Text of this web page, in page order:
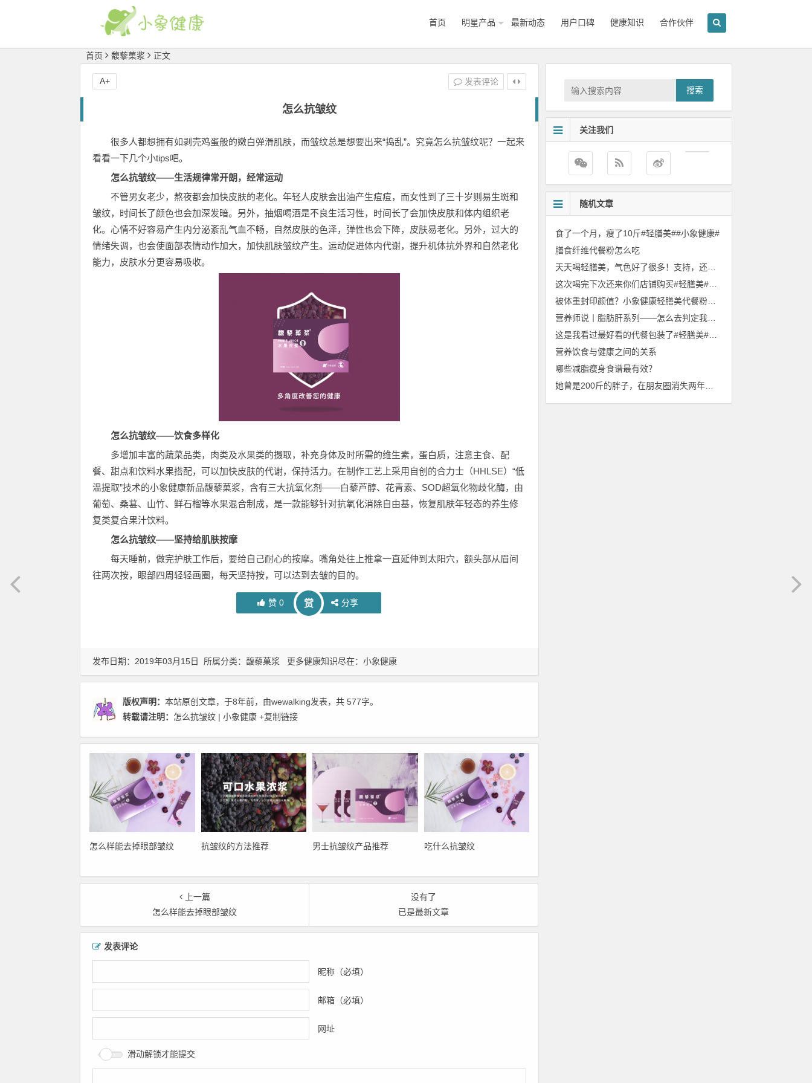
首页 明星产品 最新动态 用户口碑 健康知识 合作伙伴
首页 馥藜菓浆 正文
怎么抗皱纹
很多人都想拥有如剥壳鸡蛋般的嫩白弹滑肌肤，而皱纹总是想要出来“捣乱”。究竟怎么抗皱纹呢？一起来
看看一下几个小tips吧。
怎么抗皱纹——生活规律常开朗，经常运动
不管男女老少，熬夜都会加快皮肤的老化。年轻人皮肤会出油产生痘痘，而女性到了三十岁则易生斑和
皱纹，时间长了颜色也会加深发暗。另外，抽烟喝酒是不良生活习性，时间长了会加快皮肤和体内组织老
化。心情不好容易产生内分泌紊乱气血不畅，自然皮肤的色泽，弹性也会下降，皮肤易老化。另外，过大的
情绪失调，也会使面部表情动作加大，加快肌肤皱纹产生。运动促进体内代谢，提升机体抗外界和自然老化
能力，皮肤水分更容易吸收。
怎么抗皱纹——饮食多样化
多增加丰富的蔬菜品类，肉类及水果类的摄取，补充身体及时所需的维生素，蛋白质，注意主食、配
餐、甜点和饮料水果搭配，可以加快皮肤的代谢，保持活力。在制作工艺上采用自创的合力士（HHLSE）“低
温提取”技术的小象健康新品馥藜菓浆，含有三大抗氧化剂——白藜芦醇、花青素、SOD超氧化物歧化酶，由
葡萄、桑葚、山竹、鲜石榴等水果混合制成，是一款能够针对抗氧化消除自由基，恢复肌肤年轻态的养生修
复类复合果汁饮料。
怎么抗皱纹——坚持给肌肤按摩
每天睡前，做完护肤工作后，要给自己耐心的按摩。嘴角处往上推拿一直延伸到太阳穴，额头部从眉间
往两次按，眼部四周轻轻画圈，每天坚持按，可以达到去皱的目的。
赞0 赏 分享
发表评论
A+
发布日期：2019年03月15日 所属分类： 馥藜菓浆 更多健康知识尽在： 小象健康
版权声明： 本站原创文章，于8年前，由wewalking发表，共 577字。
转载请注明： 怎么抗皱纹 | 小象健康 +复制链接
怎么样能去掉眼部皱纹 抗皱纹的方法推荐 男士抗皱纹产品推荐 吃什么抗皱纹
上一篇
怎么样能去掉眼部皱纹
没有了
已是最新文章
发表评论
昵称（必填）
邮箱（必填）
网址
滑动解锁才能提交
搜索
关注我们
随机文章
食了一个月，瘦了10斤#轻膳美##小象健康#
膳食纤维代餐粉怎么吃
营养饮食与健康之间的关系
哪些减脂瘦身食谱最有效？